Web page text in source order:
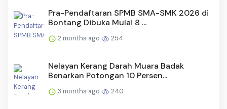
Pra-Pendaftaran SPMB SMA-SMK 2026 di
Bontang Dibuka Mulai 8 ...
2 months ago 254
Nelayan Kerang Darah Muara Badak
Benarkan Potongan 10 Persen...
3 months ago 240